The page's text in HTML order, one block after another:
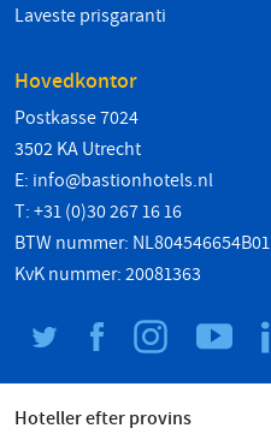
Laveste prisgaranti
Hovedkontor
Postkasse 7024
3502 KA Utrecht
E: info@bastionhotels.nl
T: +31 (0)30 267 16 16
BTW nummer: NL804546654B01
KvK nummer: 20081363
Hoteller efter provins